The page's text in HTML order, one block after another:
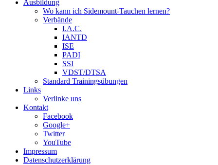
Ausbildung
Wo kann ich Sidemount-Tauchen lernen?
Verbände
I.A.C.
IANTD
ISE
PADI
SSI
VDST/DTSA
Standard Trainingsübungen
Links
Verlinke uns
Kontakt
Facebook
Google+
Twitter
YouTube
Impressum
Datenschutzerklärung